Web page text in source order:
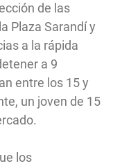
de las
Plaza Sarandí y
a la rápida
a 9
entre los 15 y
un joven de 15
los